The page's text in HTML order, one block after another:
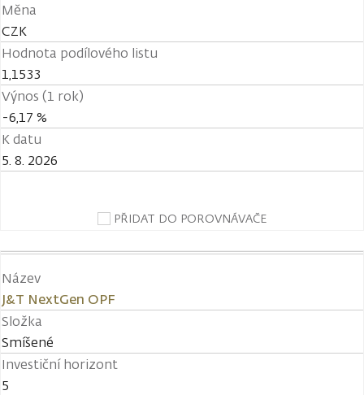
Měna
CZK
Hodnota podílového listu
1,1533
Výnos (1 rok)
-6,17 %
K datu
5. 8. 2026
PŘIDAT DO POROVNÁVAČE
Název
J&T NextGen OPF
Složka
Smíšené
Investiční horizont
5